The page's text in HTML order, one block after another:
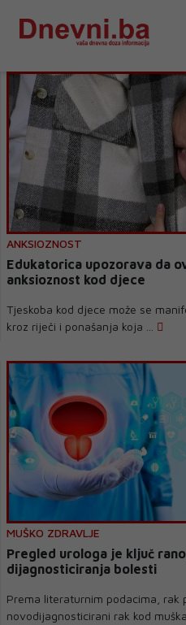
ANKSIOZNOST
Edukatorica upozorava da
anksioznost kod djece
Tjeskoba kod djece može se
kroz riječi i ponašanja koja ...
MUŠKO ZDRAVLJE
Pregled urologa je ključ
dijagnosticiranja bolesti
Prema literaturnim podacima, rak
novodijagnosticirani rak kod